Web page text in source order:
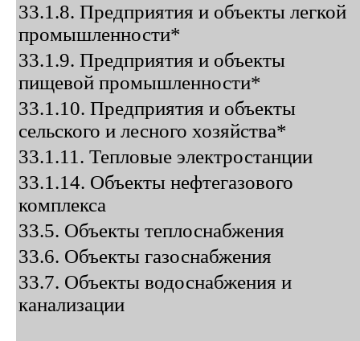
33.1.8. Предприятия и объекты легкой
промышленности*
33.1.9. Предприятия и объекты
пищевой промышленности*
33.1.10. Предприятия и объекты
сельского и лесного хозяйства*
33.1.11. Тепловые электростанции
33.1.14. Объекты нефтегазового
комплекса
33.5. Объекты теплоснабжения
33.6. Объекты газоснабжения
33.7. Объекты водоснабжения и
канализации